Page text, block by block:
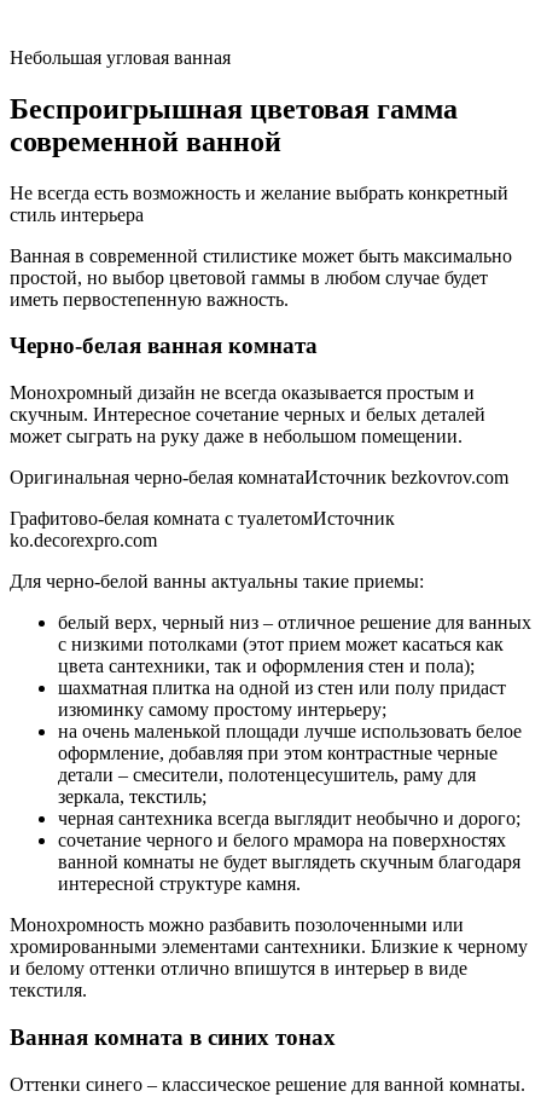
Небольшая угловая ванная
Беспроигрышная цветовая гамма
современной ванной
Не всегда есть возможность и желание выбрать конкретный
стиль интерьера
Ванная в современной стилистике может быть максимально
простой, но выбор цветовой гаммы в любом случае будет
иметь первостепенную важность.
Черно-белая ванная комната
Монохромный дизайн не всегда оказывается простым и
скучным. Интересное сочетание черных и белых деталей
может сыграть на руку даже в небольшом помещении.
Оригинальная черно-белая комнатаИсточник bezkovrov.com
Графитово-белая комната с туалетомИсточник
ko.decorexpro.com
Для черно-белой ванны актуальны такие приемы:
белый верх, черный низ – отличное решение для ванных
с низкими потолками (этот прием может касаться как
цвета сантехники, так и оформления стен и пола);
шахматная плитка на одной из стен или полу придаст
изюминку самому простому интерьеру;
на очень маленькой площади лучше использовать белое
оформление, добавляя при этом контрастные черные
детали – смесители, полотенцесушитель, раму для
зеркала, текстиль;
черная сантехника всегда выглядит необычно и дорого;
сочетание черного и белого мрамора на поверхностях
ванной комнаты не будет выглядеть скучным благодаря
интересной структуре камня.
Монохромность можно разбавить позолоченными или
хромированными элементами сантехники. Близкие к черному
и белому оттенки отлично впишутся в интерьер в виде
текстиля.
Ванная комната в синих тонах
Оттенки синего – классическое решение для ванной комнаты.